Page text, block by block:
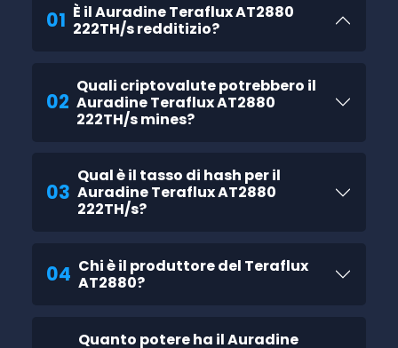
01 È il Auradine Teraflux AT2880
222TH/s redditizio?
02
Quali criptovalute potrebbero il
Auradine Teraflux AT2880
222TH/s mines?
03
Qual è il tasso di hash per il
Auradine Teraflux AT2880
222TH/s?
04 Chi è il produttore del Teraflux
AT2880?
Quanto potere ha il Auradine